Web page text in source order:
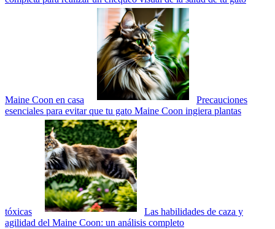
Maine Coon en casa
Precauciones
esenciales para evitar que tu gato Maine Coon ingiera plantas
tóxicas
Las habilidades de caza y
agilidad del Maine Coon: un análisis completo